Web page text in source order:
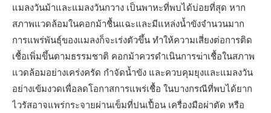
แมลงวันม้าและแมลงวันกวาง เป็นพาหะที่พบได้บ่อยที่สุด หาก
สภาพแวดล้อมในคอกม้าชื้นแฉะและมีแหล่งน้ำขังจำนวนมาก
การแพร่พันธุ์ของแมลงก็จะเร่งตัวขึ้น ทำให้ความเสี่ยงต่อการติด
เชื้อเพิ่มขึ้นตามธรรมชาติ คอกม้าควรดำเนินการฆ่าเชื้อในสภาพ
แวดล้อมอย่างเคร่งครัด กำจัดน้ำขัง และควบคุมยุงและแมลงวัน
อย่างเข้มงวดเพื่อลดโอกาสการแพร่เชื้อ ในบางกรณีที่พบได้ยาก
ไวรัสอาจแพร่กระจายผ่านเข็มที่ปนเปื้อน เครื่องมือผ่าตัด หรือ